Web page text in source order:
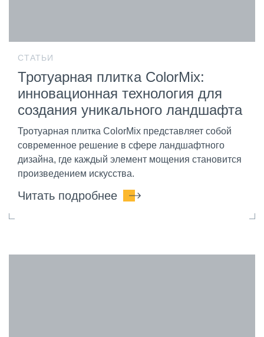
СТАТЬИ
Тротуарная плитка ColorMix:
инновационная технология для
создания уникального ландшафта
Тротуарная плитка ColorMix представляет собой
современное решение в сфере ландшафтного
дизайна, где каждый элемент мощения становится
произведением искусства.
Читать подробнее